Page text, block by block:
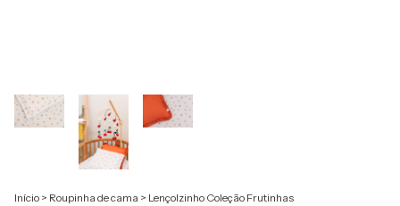
Início > Roupinha de cama > Lençolzinho Coleção Frutinhas